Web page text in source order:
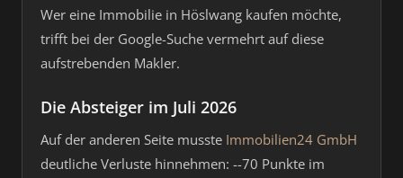
Wer eine Immobilie in Höslwang kaufen möchte,
trifft bei der Google-Suche vermehrt auf diese
aufstrebenden Makler.
Die Absteiger im Juli 2026
Auf der anderen Seite musste Immobilien24 GmbH
deutliche Verluste hinnehmen: --70 Punkte im